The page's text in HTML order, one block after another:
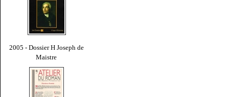
2005 - Dossier H Joseph de
Maistre